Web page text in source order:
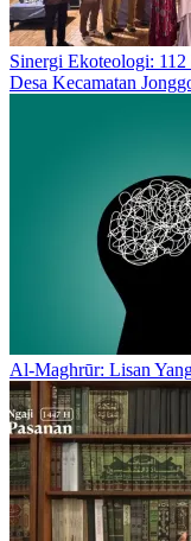
‎Sinergi Ekoteologi:
Desa Kecamatan
Al-Maghrūr: Lisan